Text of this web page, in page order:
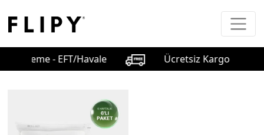
Ödeme - EFT/Havale Ücretsiz Kargo -